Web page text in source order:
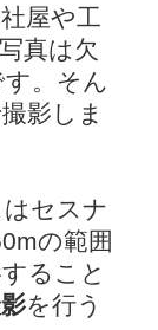
屋や工
真は欠
。そん
影しま
セスナ
の範囲
ること
を行う